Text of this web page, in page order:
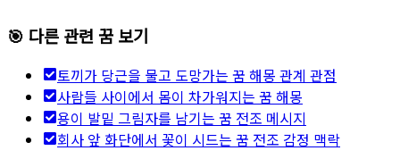
🎯 다른 관련 꿈 보기
토끼가 당근을 물고 도망가는 꿈 해몽 관계 관점
사람들 사이에서 몸이 차가워지는 꿈 해몽
용이 발밑 그림자를 남기는 꿈 전조 메시지
회사 앞 화단에서 꽃이 시드는 꿈 전조 감정 맥락